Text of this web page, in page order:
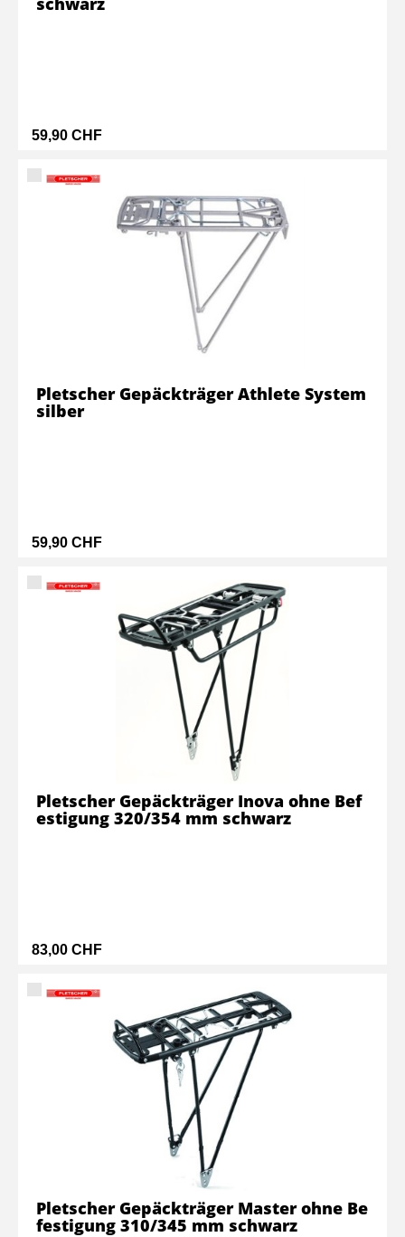
59,90 CHF
59,90 CHF
Pletscher Gepäckträger Athlete System
silber
83,00 CHF
Pletscher Gepäckträger Inova ohne Bef
estigung 320/354 mm schwarz
Pletscher Gepäckträger Master ohne Be
festigung 310/345 mm schwarz